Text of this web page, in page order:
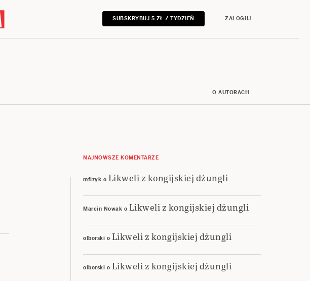
SUBSKRYBUJ 5 ZŁ / TYDZIEŃ ZALOGUJ
O AUTORACH
NAJNOWSZE KOMENTARZE
mfizyk o Likweli z kongijskiej dżungli
Marcin Nowak o Likweli z kongijskiej dżungli
olborski o Likweli z kongijskiej dżungli
olborski o Likweli z kongijskiej dżungli